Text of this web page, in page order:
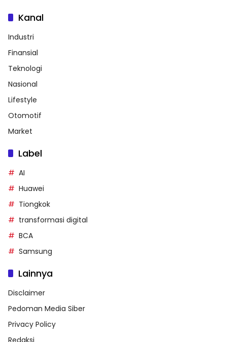
Kanal
Industri
Finansial
Teknologi
Nasional
Lifestyle
Otomotif
Market
Label
AI
Huawei
Tiongkok
transformasi digital
BCA
Samsung
Lainnya
Disclaimer
Pedoman Media Siber
Privacy Policy